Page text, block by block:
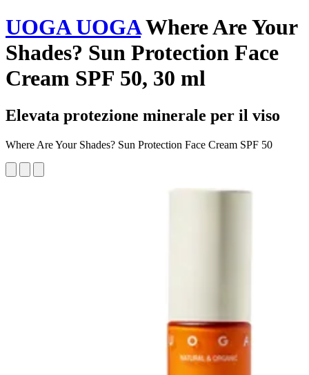
UOGA UOGAWhere Are Your
Shades? Sun Protection Face
Cream SPF 50, 30 ml
Elevata protezione minerale per il viso
Where Are Your Shades? Sun Protection Face Cream SPF 50